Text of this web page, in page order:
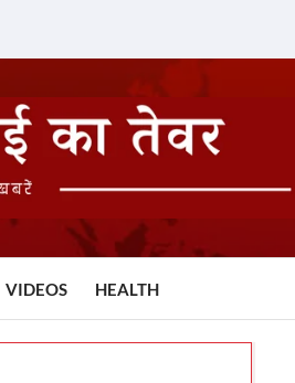
VIDEOS HEALTH